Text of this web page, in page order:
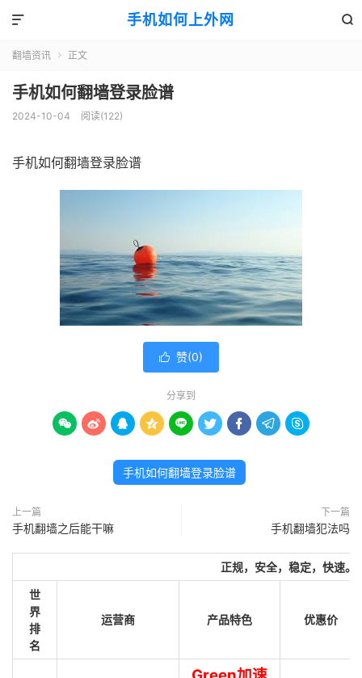
手机如何上外网 

翻墙资讯  正文
手机如何翻墙登录脸谱
2024-10-04 阅读(122)
手机如何翻墙登录脸谱
 赞(0)
分享到
        
手机如何翻墙登录脸谱
上一篇
手机翻墙之后能干嘛
下一篇
手机翻墙犯法吗
正规，安全，稳定，快速。
世
界
排
名
运营商 产品特色 优惠价